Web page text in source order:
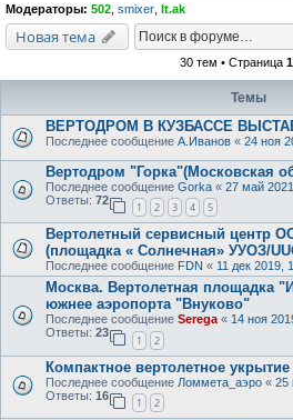
Модераторы: 502 smixer lt.ak
Новая тема
30 тем • Страница 1
Темы
ВЕРТОДРОМ В КУЗБАССЕ
Последнее сообщение А.Иванов « 24 ноя
Вертодром "Горка"(Московская
Последнее сообщение Gorka « 27 май
Ответы: 72
1 2 3 4 5
Вертолетный сервисный центр
(площадка « Солнечная» УУОЗ/
Последнее сообщение FDN « 11 дек 2019,
Москва. Вертолетная площадка
южнее аэропорта "Внуково"
Последнее сообщение Serega « 14 ноя
Ответы: 23
1 2
Компактное вертолетное
Последнее сообщение Ломмета_аэро « 25
Ответы: 16
1 2